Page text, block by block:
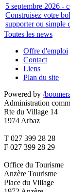
5 septembre 2026 -
Construisez votre
supporter ou simple
Toutes les news
Offre d'emploi
Contact
Liens
Plan du site
Powered by /
Administration
Rte du Village 14
1974 Arbaz
T 027 399 28 28
F 027 399 28 29
Office du Tourisme
Anzère Tourisme
Place du Village